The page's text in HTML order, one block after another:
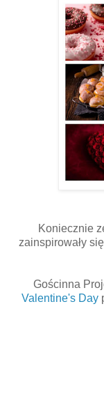
Koniecznie
zainspirowały
Gościnna
Valentine's Day